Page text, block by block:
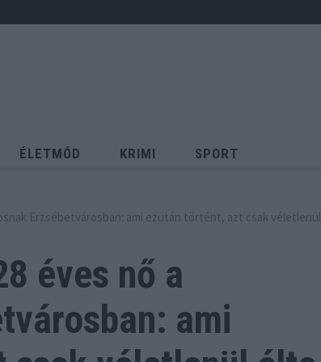
ÉLETMÓD KRIMI SPORT
Erzsébetvárosban: ami ezután történt, azt csak véletlenül
éves nő a
ami